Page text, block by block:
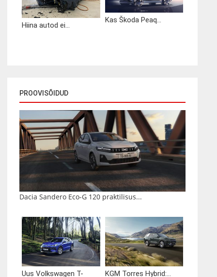
Hiina autod ei...
Kas Škoda Peaq...
PROOVISÕIDUD
Dacia Sandero Eco-G 120 praktilisus...
Uus Volkswagen T- KGM Torres Hybrid:...